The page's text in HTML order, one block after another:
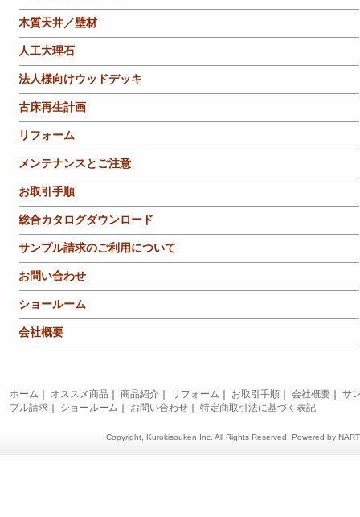
木質天井／壁材
人工大理石
法人様向けウッドデッキ
古床再生計画
リフォーム
メンテナンスとご注意
お取引手順
総合カタログダウンロード
サンプル請求のご利用について
お問い合わせ
ショールーム
会社概要
ホーム オススメ商品 商品紹介｜ リフォーム お取引手順｜ 会社概要｜
サ
プル請求｜ ショールーム お問い合わせ｜ 特定商取引法に基づく表記
Copyright, Kurokisouken Inc. All Rights Reserved. Powered by